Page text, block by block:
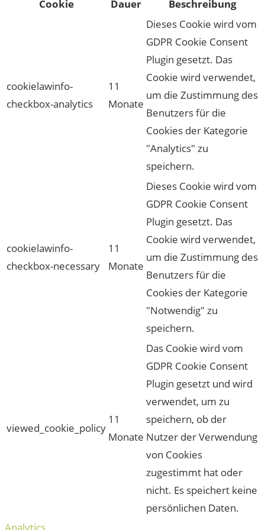
Cookie Dauer Beschreibung
cookielawinfo-
checkbox-analytics
11
Monate
Dieses Cookie wird vom
GDPR Cookie Consent
Plugin gesetzt. Das
Cookie wird verwendet,
um die Zustimmung des
Benutzers für die
Cookies der Kategorie
"Analytics" zu
speichern.
cookielawinfo-
checkbox-necessary
11
Monate
Dieses Cookie wird vom
GDPR Cookie Consent
Plugin gesetzt. Das
Cookie wird verwendet,
um die Zustimmung des
Benutzers für die
Cookies der Kategorie
"Notwendig" zu
speichern.
viewed_cookie_policy
11
Monate
Das Cookie wird vom
GDPR Cookie Consent
Plugin gesetzt und wird
verwendet, um zu
speichern, ob der
Nutzer der Verwendung
von Cookies
zugestimmt hat oder
nicht. Es speichert keine
persönlichen Daten.